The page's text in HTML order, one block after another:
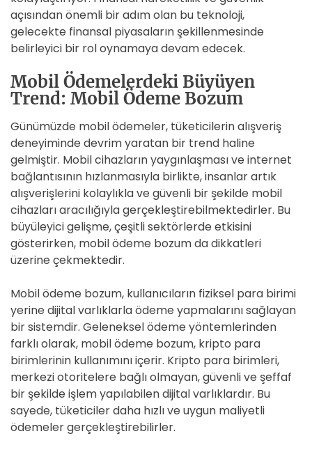
açısından önemli bir adım olan bu teknoloji,
gelecekte finansal piyasaların şekillenmesinde
belirleyici bir rol oynamaya devam edecek.
Mobil Ödemelerdeki Büyüyen
Trend: Mobil Ödeme Bozum
Günümüzde mobil ödemeler, tüketicilerin alışveriş
deneyiminde devrim yaratan bir trend haline
gelmiştir. Mobil cihazların yaygınlaşması ve internet
bağlantısının hızlanmasıyla birlikte, insanlar artık
alışverişlerini kolaylıkla ve güvenli bir şekilde mobil
cihazları aracılığıyla gerçekleştirebilmektedirler. Bu
büyüleyici gelişme, çeşitli sektörlerde etkisini
gösterirken, mobil ödeme bozum da dikkatleri
üzerine çekmektedir.
Mobil ödeme bozum, kullanıcıların fiziksel para birimi
yerine dijital varlıklarla ödeme yapmalarını sağlayan
bir sistemdir. Geleneksel ödeme yöntemlerinden
farklı olarak, mobil ödeme bozum, kripto para
birimlerinin kullanımını içerir. Kripto para birimleri,
merkezi otoritelere bağlı olmayan, güvenli ve şeffaf
bir şekilde işlem yapılabilen dijital varlıklardır. Bu
sayede, tüketiciler daha hızlı ve uygun maliyetli
ödemeler gerçekleştirebilirler.